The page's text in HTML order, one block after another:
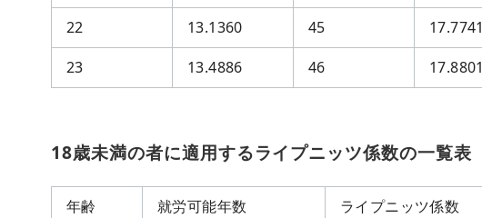
22
13.1360 45 17.7741
23
13.4886 46 17.8801
18歳未満の者に適用するライプニッツ係数の一覧表
年齢 就労可能年数 ライプニッツ係数